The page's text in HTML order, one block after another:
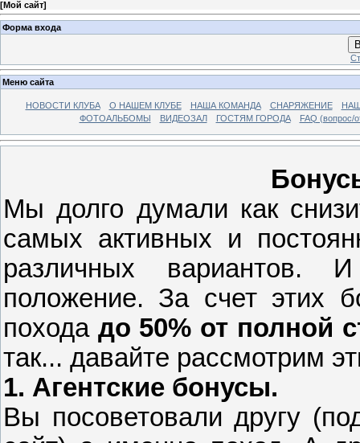
[Мой сайт]
Форма входа
Меню сайта
НОВОСТИ КЛУБА О НАШЕМ КЛУБЕ НАША КОМАНДА СНАРЯЖЕНИЕ
ФОТОАЛЬБОМЫ
ВИДЕОЗАЛ ГОСТЯМ ГОРОДА FAQ (вопрос/
Мы долго думали как
самых активных и
различных вариантов.
И
положение. За счет этих
похода до 50% от полной
так... давайте рассмотрим
1. Агентские бонусы.
Вы посоветовали другу